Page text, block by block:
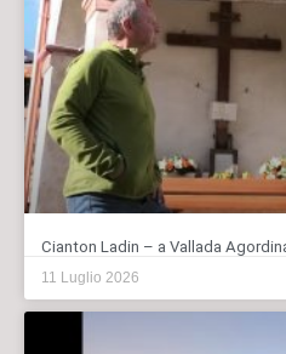
Cianton Ladin – a Vallada
11 Luglio 2026